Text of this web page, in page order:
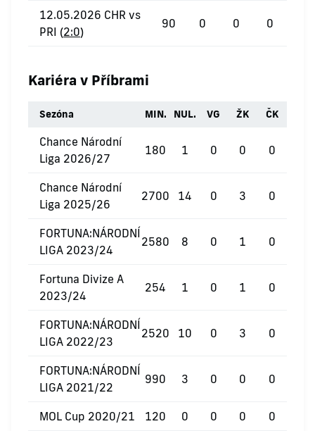
12.05.2026 CHR vs
PRI (2:0)
90 0 0 0
Kariéra v Příbrami
Sezóna MIN. NUL. VG ŽK ČK
Chance Národní
Liga 2026/27
180 1 0 0 0
Chance Národní
Liga 2025/26
2700 14 0 3 0
FORTUNA:NÁRODNÍ
LIGA 2023/24
2580 8 0 1 0
Fortuna Divize A
2023/24
254 1 0 1 0
FORTUNA:NÁRODNÍ
LIGA 2022/23
2520 10 0 3 0
FORTUNA:NÁRODNÍ
LIGA 2021/22
990 3 0 0 0
MOL Cup 2020/21 120 0 0 0 0